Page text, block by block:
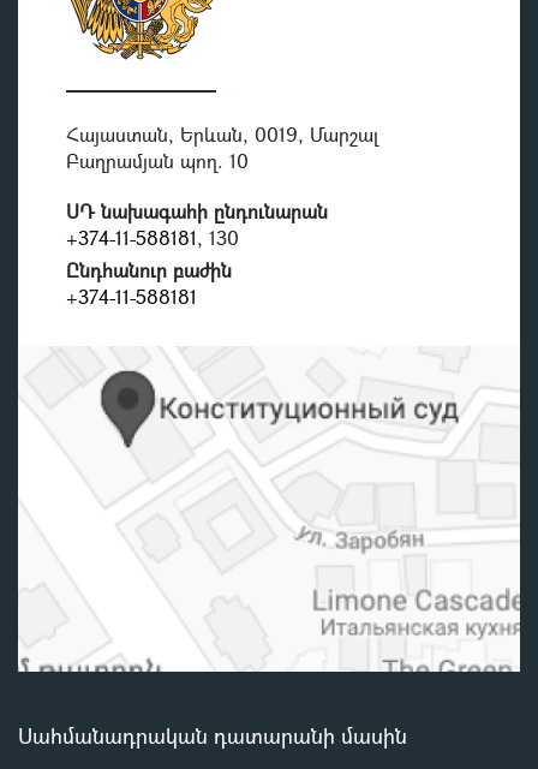
Հայաստան, Երևան, 0019, Մարշալ
Բաղրամյան պող. 10
ՍԴ նախագահի ընդունարան
+374-11-588181, 130
Ընդհանուր բաժին
+374-11-588181
Սահմանադրական դատարանի մասին